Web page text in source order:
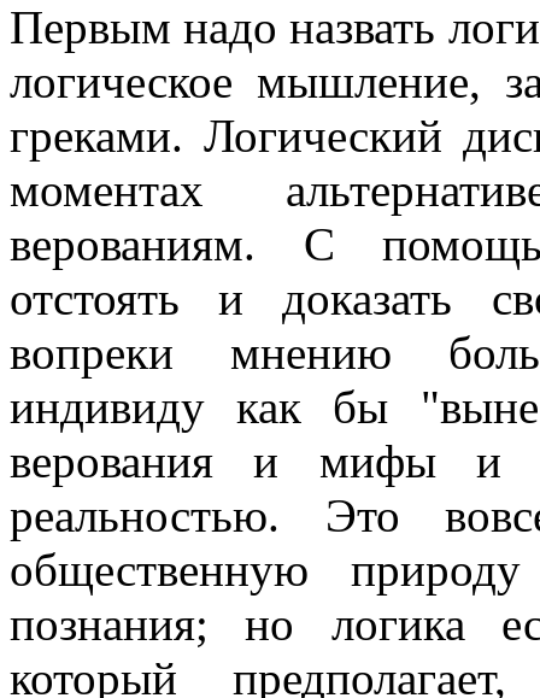
Первым надо назвать
логическое мышление,
греками. Логический
моментах
верованиям. С
отстоять и доказать
вопреки мнению
индивиду как бы
верования и мифы и
реальностью. Это
общественную
познания; но логика
который